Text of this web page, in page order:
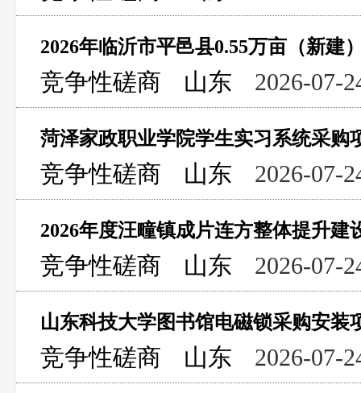
竞争性磋商 山东 2026-07-
菏泽家政职业学院学生实习系统采购
竞争性磋商 山东 2026-07-
2026年度汪疃镇成片连方整体提升建
竞争性磋商 山东 2026-07-
山东科技大学图书馆电磁锁采购安装
竞争性磋商 山东 2026-07-